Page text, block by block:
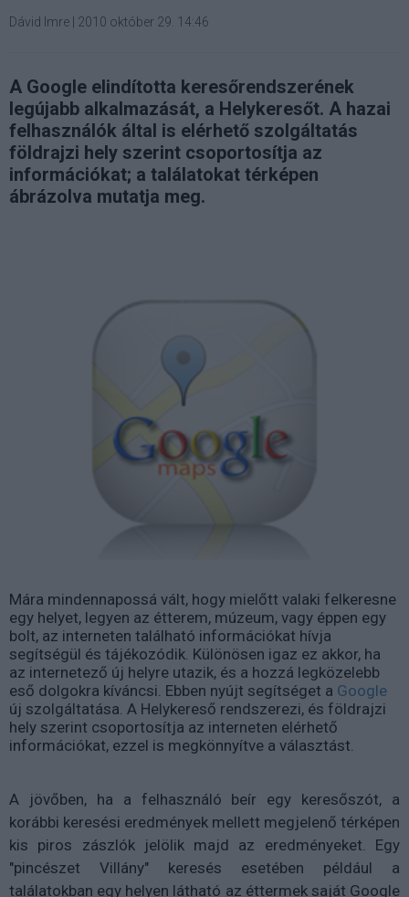
Dávid Imre 2010 október 29. 14:46
A Google elindította keresőrendszerének
legújabb alkalmazását, a Helykeresőt. A hazai
felhasználók által is elérhető szolgáltatás
földrajzi hely szerint csoportosítja az
információkat; a találatokat térképen
ábrázolva mutatja meg.
Mára mindennapossá vált, hogy mielőtt valaki felkeresne
egy helyet, legyen az étterem, múzeum, vagy éppen egy
bolt, az interneten található információkat hívja
segítségül és tájékozódik. Különösen igaz ez akkor, ha
az internetező új helyre utazik, és a hozzá legközelebb
eső dolgokra kíváncsi. Ebben nyújt segítséget a Google
új szolgáltatása. A Helykereső rendszerezi, és földrajzi
hely szerint csoportosítja az interneten elérhető
információkat, ezzel is megkönnyítve a választást.
A jövőben, ha a felhasználó beír egy keresőszót, a
korábbi keresési eredmények mellett megjelenő térképen
kis piros zászlók jelölik majd az eredményeket. Egy
"pincészet Villány" keresés esetében például a
találatokban egy helyen látható az éttermek saját Google